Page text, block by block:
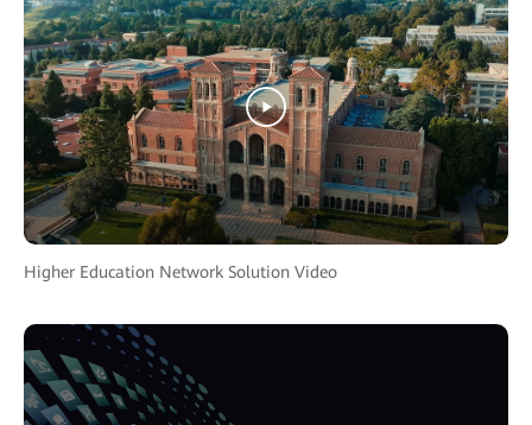
Higher Education Network Solution Video